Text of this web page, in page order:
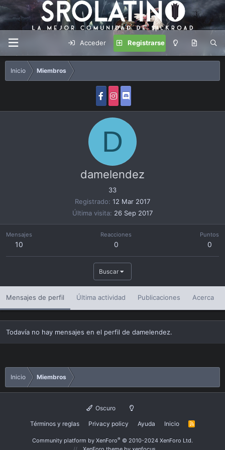
Acceder Registrarse
Inicio Miembros
D
damelendez
33
Registrado 12 Mar 2017
Última visita 26 Sep 2017
Mensajes
10
Reacciones
0
Puntos
0
Buscar
Mensajes de perfil Última actividad Publicaciones Acerca
Todavía no hay mensajes en el perfil de damelendez.
Inicio Miembros
Oscuro
Términos y reglas Privacy policy Ayuda Inicio
R
Community platform by XenForo® © 2010-2024 XenForo Ltd.